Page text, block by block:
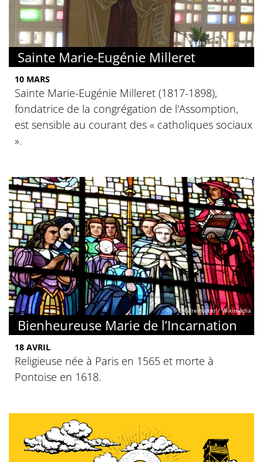
© zarate123 / Wikimédia
Sainte Marie-Eugénie Milleret
10 MARS
Sainte Marie-Eugénie Milleret (1817-1898),
fondatrice de la congrégation de l'Assomption,
est sensible au courant des « catholiques sociaux
».
© GFreihalter / Wikimédia
Bienheureuse Marie de l’Incarnation
18 AVRIL
Religieuse née à Paris en 1565 et morte à
Pontoise en 1618.